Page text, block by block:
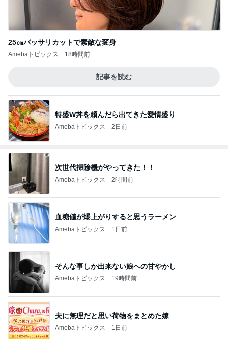
25㎝バッサリカットで素敵な変身
Amebaトピックス 18時間前
記事を読む
特盛W丼を頼んだら出てきた愛情盛り
Amebaトピックス 2日前
次世代掃除機がやってきた！！
Amebaトピックス 2時間前
血糖値が爆上がりすると思うラーメン
Amebaトピックス 1日前
そんな事しか出来ない娘への甘やかし
Amebaトピックス 19時間前
夫に無理だと思い荷物をまとめた嫁
Amebaトピックス 1日前